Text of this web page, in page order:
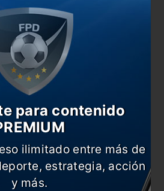
con una Selección
energía y potencia con la
en la primera parte.
lado a lado, mientras que
intentando cubrir los
llegó a los 17, tras una gran
para contenido
ilimitado entre más de
estrategia, acción
y más.